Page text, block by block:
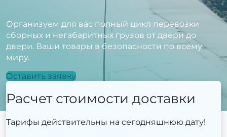
Организуем для вас полный цикл перевозки
сборных и негабаритных грузов от двери до
двери. Ваши товары в безопасности по всему
миру.
Оставить заявку
Расчет стоимости доставки
Тарифы действительны на сегодняшнюю дату!